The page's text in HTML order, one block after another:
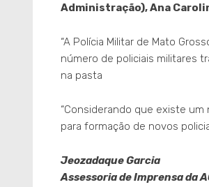
Administração), Ana
“A Polícia Militar de Mato
número de policiais militares
na pasta
“Considerando que existe
para formação de novos
Jeozadaque Garcia
Assessoria de Imprensa da